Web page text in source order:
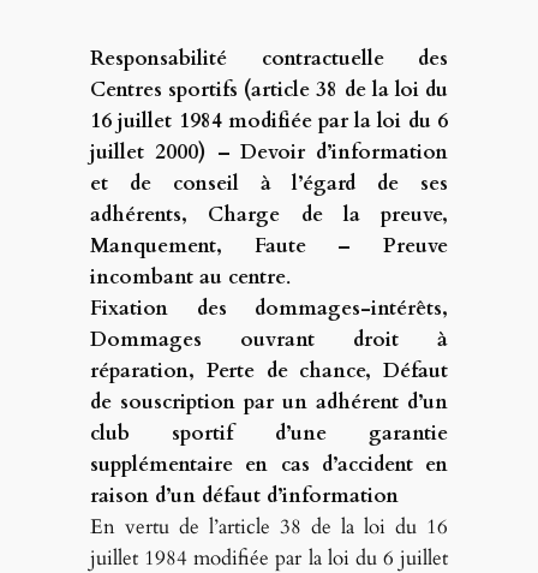
Responsabilité contractuelle des
Centres sportifs (article 38 de la loi du
16 juillet 1984 modifiée par la loi du 6
juillet 2000) – Devoir d’information
et de conseil à l’égard de ses
adhérents, Charge de la preuve,
Manquement, Faute – Preuve
incombant au centre.
Fixation des dommages-intérêts,
Dommages ouvrant droit à
réparation, Perte de chance, Défaut
de souscription par un adhérent d’un
club sportif d’une garantie
supplémentaire en cas d’accident en
raison d’un défaut d’information
En vertu de l’article 38 de la loi du 16
juillet 1984 modifiée par la loi du 6 juillet